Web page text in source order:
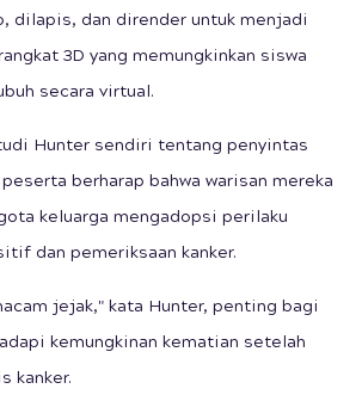
dilapis, dan dirender untuk menjadi
3D yang memungkinkan siswa
secara virtual.
Hunter sendiri tentang penyintas
berharap bahwa warisan mereka
keluarga mengadopsi perilaku
dan pemeriksaan kanker.
jejak," kata Hunter, penting bagi
kemungkinan kematian setelah
kanker.